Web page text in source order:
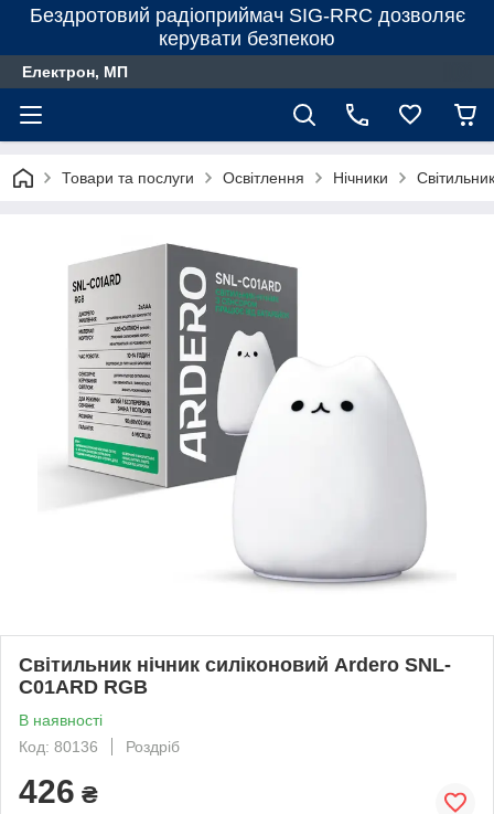
Бездротовий радіоприймач SIG-RRC дозволяє
керувати безпекою
Електрон, МП
Товари та послуги Освітлення Нічники
Світильник нічник силіконовий Ardero SNL-
C01ARD RGB
В наявності
Код: 80136
Роздріб
426 ₴